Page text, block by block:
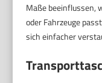
Maße beeinflussen,
oder Fahrzeuge
sich einfacher